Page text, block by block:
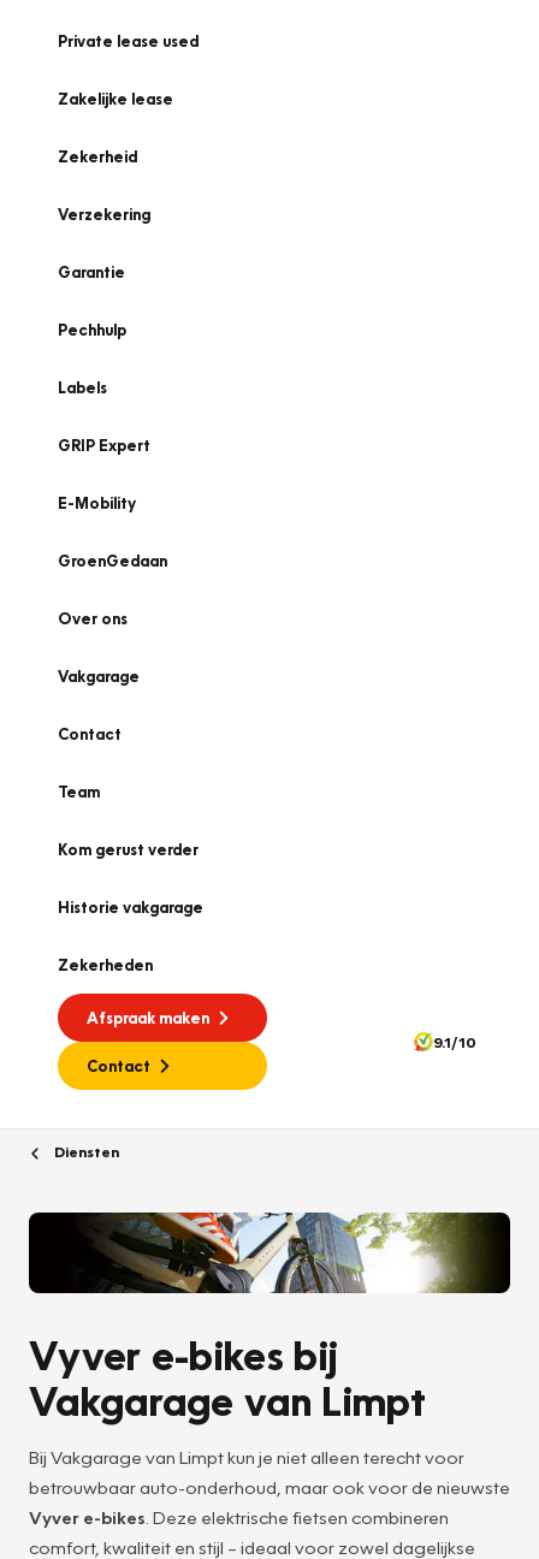
Private lease used
Zakelijke lease
Zekerheid
Verzekering
Garantie
Pechhulp
Labels
GRIP Expert
E-Mobility
GroenGedaan
Over ons
Vakgarage
Contact
Team
Kom gerust verder
Historie vakgarage
Zekerheden
Afspraak maken
Contact
9.1/10
Diensten
Vyver e-bikes bij
Vakgarage van Limpt
Bij Vakgarage van Limpt kun je niet alleen terecht voor
betrouwbaar auto-onderhoud, maar ook voor de nieuwste
Vyver e-bikes . Deze elektrische fietsen combineren
comfort, kwaliteit en stijl – ideaal voor zowel dagelijkse